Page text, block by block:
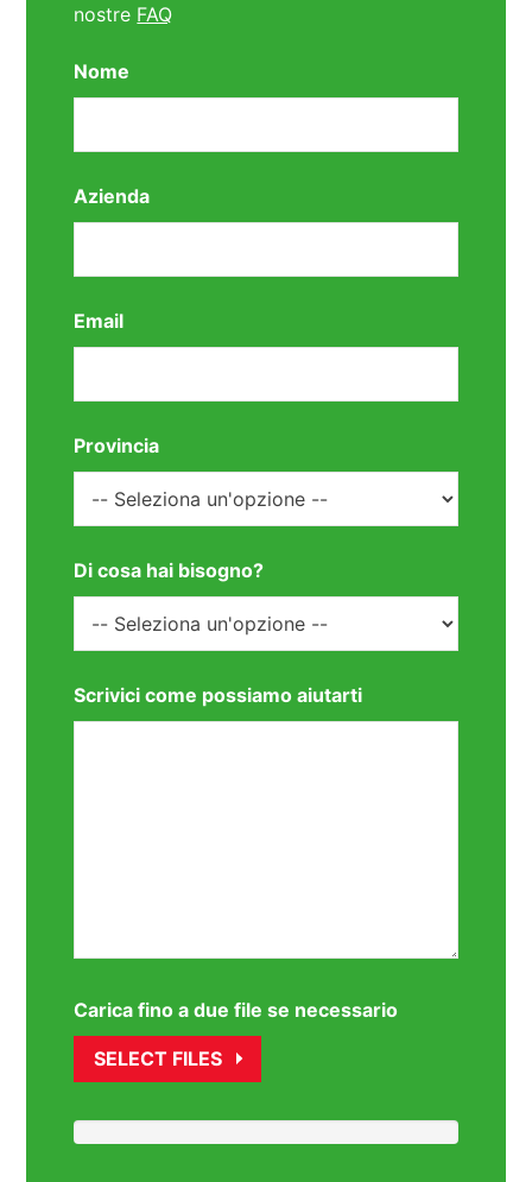
nostre FAQ
Nome
Azienda
Email
Provincia
Di cosa hai bisogno?
Scrivici come possiamo aiutarti
Carica fino a due file se necessario
SELECT FILES